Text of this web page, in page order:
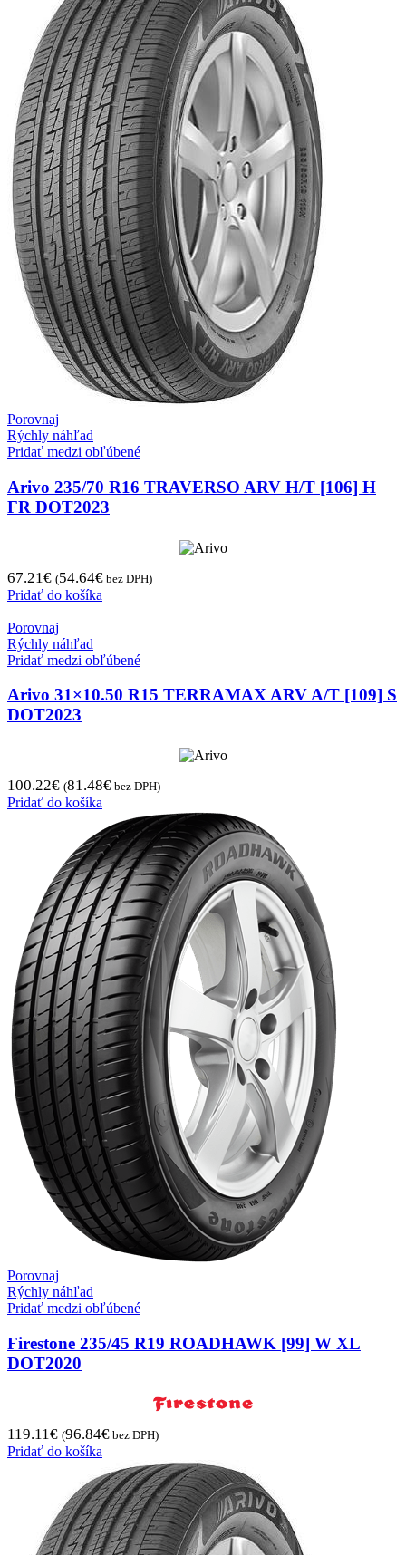
Porovnaj
Rýchly náhľad
Pridať medzi obľúbené
Arivo 235/70 R16 TRAVERSO ARV H/T [106] H
FR DOT2023
67.21€ (54.64€ bez DPH)
Pridať do košíka
Porovnaj
Rýchly náhľad
Pridať medzi obľúbené
Arivo 31×10.50 R15 TERRAMAX ARV A/T [109] S
DOT2023
100.22€ (81.48€ bez DPH)
Pridať do košíka
Porovnaj
Rýchly náhľad
Pridať medzi obľúbené
Firestone 235/45 R19 ROADHAWK [99] W XL
DOT2020
119.11€ (96.84€ bez DPH)
Pridať do košíka